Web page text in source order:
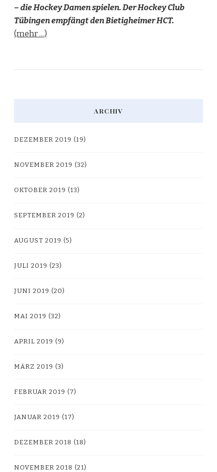
– die Hockey Damen spielen. Der Hockey Club
Tübingen empfängt den Bietigheimer HCT.
(mehr …)
ARCHIV
DEZEMBER 2019 (19)
NOVEMBER 2019 (32)
OKTOBER 2019 (13)
SEPTEMBER 2019 (2)
AUGUST 2019 (5)
JULI 2019 (23)
JUNI 2019 (20)
MAI 2019 (32)
APRIL 2019 (9)
MÄRZ 2019 (3)
FEBRUAR 2019 (7)
JANUAR 2019 (17)
DEZEMBER 2018 (18)
NOVEMBER 2018 (21)